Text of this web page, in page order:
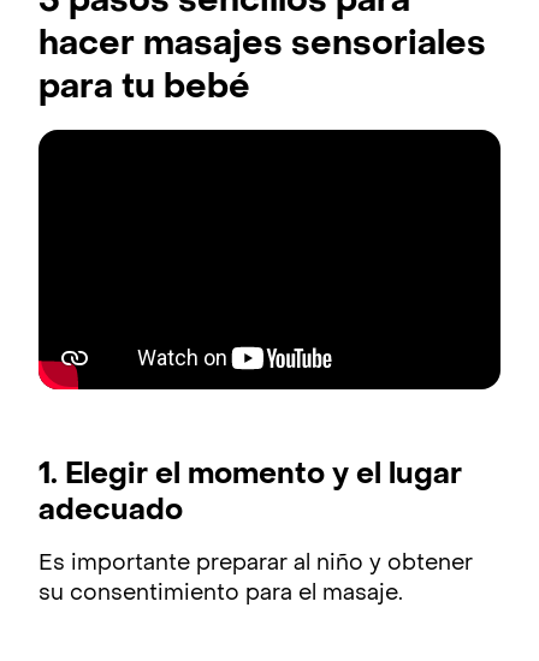
hacer masajes sensoriales
para tu bebé
1. Elegir el momento y el lugar
adecuado
Es importante preparar al niño y obtener
su consentimiento para el masaje.